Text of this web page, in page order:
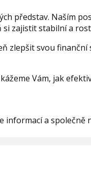
představ. Naším
si zajistit stabilní a
zlepšit svou finanční
Vám, jak
informací a společně